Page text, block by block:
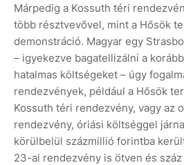
Márpedig a Kossuth téri
több résztvevővel, mint a Hősök
demonstráció. Magyar egy
– igyekezve bagatellizálni a
hatalmas költségeket – úgy
rendezvények, például a Hősök
Kossuth téri rendezvény, vagy az
rendezvény, óriási költséggel
körülbelül százmillió forintba
23-ai rendezvény is ötven és száz